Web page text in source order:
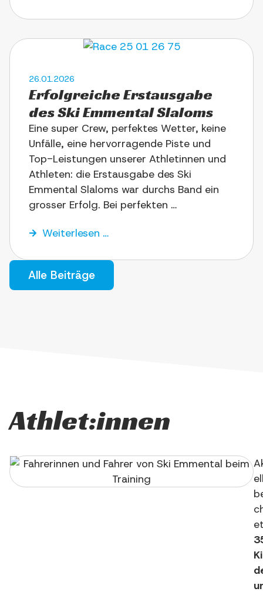
26.01.2026
Erfolg­rei­che Erst­aus­ga­be
des Ski Emmen­tal Slaloms
Eine super Crew, per­fek­tes Wet­ter, kei­ne
Unfäl­le, eine her­vor­ra­gen­de Piste und
Top-Lei­­­stun­­­­­gen unse­rer Ath­le­tin­nen und
Ath­le­ten: die Erst­aus­ga­be des Ski
Emmen­tal Sla­loms war durchs Band ein
gros­ser Erfolg. Bei perfekten …
Wei­ter­le­sen …
Alle Bei­trä­ge
Athlet:innen